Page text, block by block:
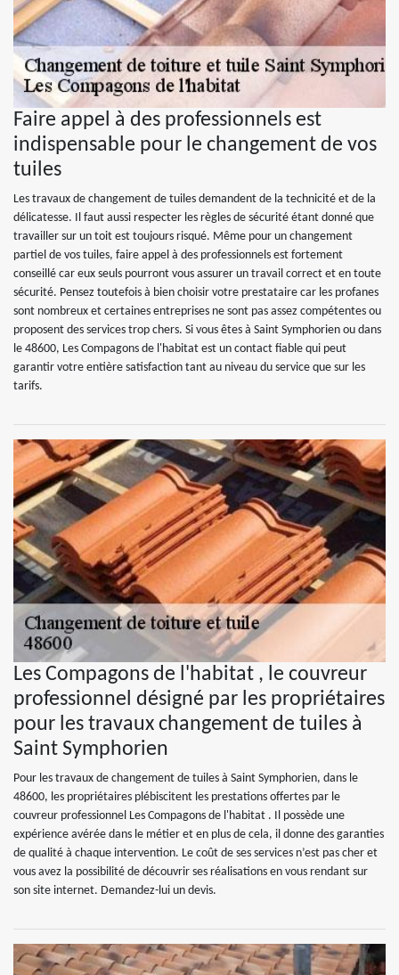
Faire appel à des professionnels est
indispensable pour le changement de vos
tuiles
Les travaux de changement de tuiles demandent de la technicité et de la
délicatesse. Il faut aussi respecter les règles de sécurité étant donné que
travailler sur un toit est toujours risqué. Même pour un changement
partiel de vos tuiles, faire appel à des professionnels est fortement
conseillé car eux seuls pourront vous assurer un travail correct et en toute
sécurité. Pensez toutefois à bien choisir votre prestataire car les profanes
sont nombreux et certaines entreprises ne sont pas assez compétentes ou
proposent des services trop chers. Si vous êtes à Saint Symphorien ou dans
le 48600, Les Compagons de l'habitat est un contact fiable qui peut
garantir votre entière satisfaction tant au niveau du service que sur les
tarifs.
Les Compagons de l'habitat , le couvreur
professionnel désigné par les propriétaires
pour les travaux changement de tuiles à
Saint Symphorien
Pour les travaux de changement de tuiles à Saint Symphorien, dans le
48600, les propriétaires plébiscitent les prestations offertes par le
couvreur professionnel Les Compagons de l'habitat . Il possède une
expérience avérée dans le métier et en plus de cela, il donne des garanties
de qualité à chaque intervention. Le coût de ses services n’est pas cher et
vous avez la possibilité de découvrir ses réalisations en vous rendant sur
son site internet. Demandez-lui un devis.